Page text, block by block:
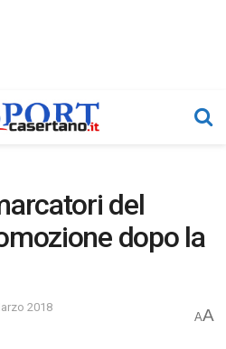
del
dopo la
2018
AA